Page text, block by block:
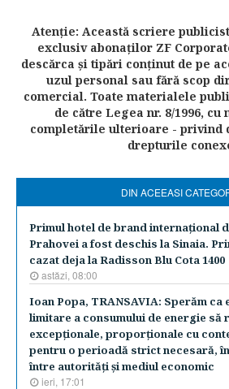
Atenţie: Această scriere
exclusiv abonaţilor ZF
descărca şi tipări conţinut de pe
uzul personal sau fără scop
comercial. Toate materialele
de către Legea nr. 8/1996,
completările ulterioare - privind
drepturile
DIN ACEEASI
​Primul hotel de brand internaţional
Prahovei a fost deschis la Sinaia.
cazat deja la Radisson Blu Cota 1400
astăzi, 08:00
Ioan Popa, TRANSAVIA: Sperăm ca
limitare a consumului de energie să
excepţionale, proporţionale cu
pentru o perioadă strict necesară,
între autorităţi şi mediul economic
ieri, 17:01